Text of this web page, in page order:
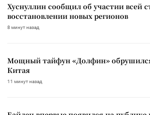
Хуснуллин сообщил об участии всей
восстановлении новых регионов
8 минут назад
Мощный тайфун «Долфин»
Китая
11 минут назад